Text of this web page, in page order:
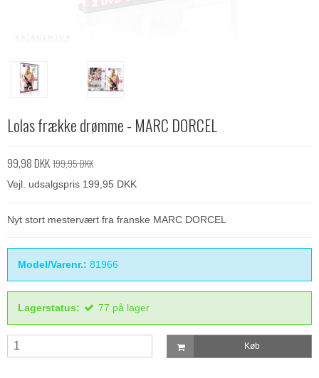
Lolas frække drømme - MARC DORCEL
99,98 DKK199,95 DKK
Vejl. udsalgspris 199,95 DKK
Nyt stort mestervært fra franske MARC DORCEL
Model/Varenr.: 81966
Lagerstatus: 77 på lager
Køb